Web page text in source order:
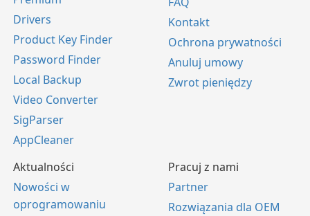
Drivers
Product Key Finder
Password Finder
Local Backup
Video Converter
SigParser
AppCleaner
Kontakt
Ochrona prywatności
Anuluj umowy
Zwrot pieniędzy
Aktualności
Nowości w
oprogramowaniu
Pracuj z nami
Partner
Rozwiązania dla OEM